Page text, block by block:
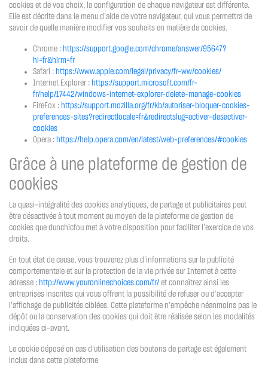
cookies et de vos choix, la configuration de chaque navigateur est différente.
Elle est décrite dans le menu d’aide de votre navigateur, qui vous permettra de
savoir de quelle manière modifier vos souhaits en matière de cookies.
Chrome : https://support.google.com/chrome/answer/95647?
hl=fr&hlrm=fr
Safari : https://www.apple.com/legal/privacy/fr-ww/cookies/
Internet Explorer : https://support.microsoft.com/fr-
fr/help/17442/windows-internet-explorer-delete-manage-cookies
FireFox : https://support.mozilla.org/fr/kb/autoriser-bloquer-cookies-
preferences-sites?redirectlocale=fr&redirectslug=activer-desactiver-
cookies
Opera : https://help.opera.com/en/latest/web-preferences/#cookies
Grâce à une plateforme de gestion de
cookies
La quasi-intégralité des cookies analytiques, de partage et publicitaires peut
être désactivée à tout moment au moyen de la plateforme de gestion de
cookies que dunchicfou met à votre disposition pour faciliter l’exercice de vos
droits.
En tout état de cause, vous trouverez plus d’informations sur la publicité
comportementale et sur la protection de la vie privée sur Internet à cette
adresse : http://www.youronlinechoices.com/fr/ et connaîtrez ainsi les
entreprises inscrites qui vous offrent la possibilité de refuser ou d’accepter
l’affichage de publicités ciblées. Cette plateforme n’empêche néanmoins pas le
dépôt ou la conservation des cookies qui doit être réalisée selon les modalités
indiquées ci-avant.
Le cookie déposé en cas d’utilisation des boutons de partage est également
inclus dans cette plateforme